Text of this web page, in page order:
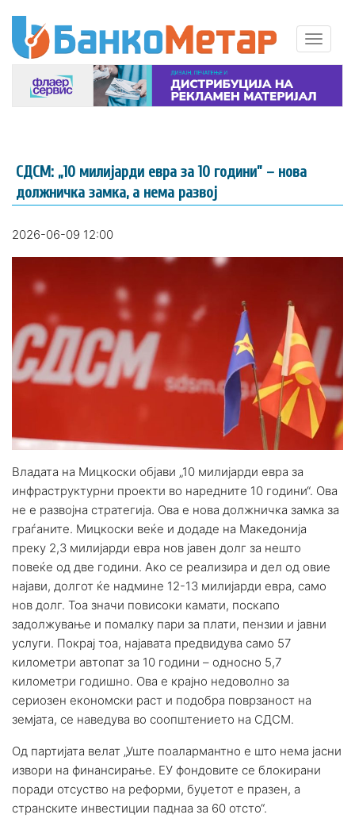
СДСМ: „10 милијарди евра за 10 години” – нова
должничка замка, а нема развој
2026-06-09 12:00
Владата на Мицкоски објави „10 милијарди евра за
инфраструктурни проекти во наредните 10 години“. Ова
не е развојна стратегија. Ова е нова должничка замка за
граѓаните. Мицкоски веќе и додаде на Македонија
преку 2,3 милијарди евра нов јавен долг за нешто
повеќе од две години. Ако се реализира и дел од овие
најави, долгот ќе надмине 12-13 милијарди евра, само
нов долг. Тоа значи повисоки камати, поскапо
задолжување и помалку пари за плати, пензии и јавни
услуги. Покрај тоа, најавата предвидува само 57
километри автопат за 10 години – односно 5,7
километри годишно. Ова е крајно недоволно за
сериозен економски раст и подобра поврзаност на
земјата, се наведува во соопштението на СДСМ.
Од партијата велат „Уште поалармантно е што нема јасни
извори на финансирање. ЕУ фондовите се блокирани
поради отсуство на реформи, буџетот е празен, а
странските инвестиции паднаа за 60 отсто“.